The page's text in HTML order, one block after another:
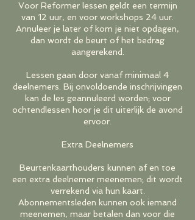
Voor Reformer lessen geldt een termijn
van 12 uur, en voor workshops 24 uur.
Annuleer je later of kom je niet opdagen,
dan wordt de beurt of het bedrag
aangerekend.
Lessen gaan door vanaf minimaal 4
deelnemers. Bij onvoldoende inschrijvingen
kan de les geannuleerd worden; voor
ochtendlessen hoor je dit uiterlijk de avond
ervoor.
Extra Deelnemers
Beurtenkaarthouders kunnen af en toe
een extra deelnemer meenemen; dit wordt
verrekend via hun kaart.
Abonnementsleden kunnen ook iemand
meenemen, maar betalen dan voor die